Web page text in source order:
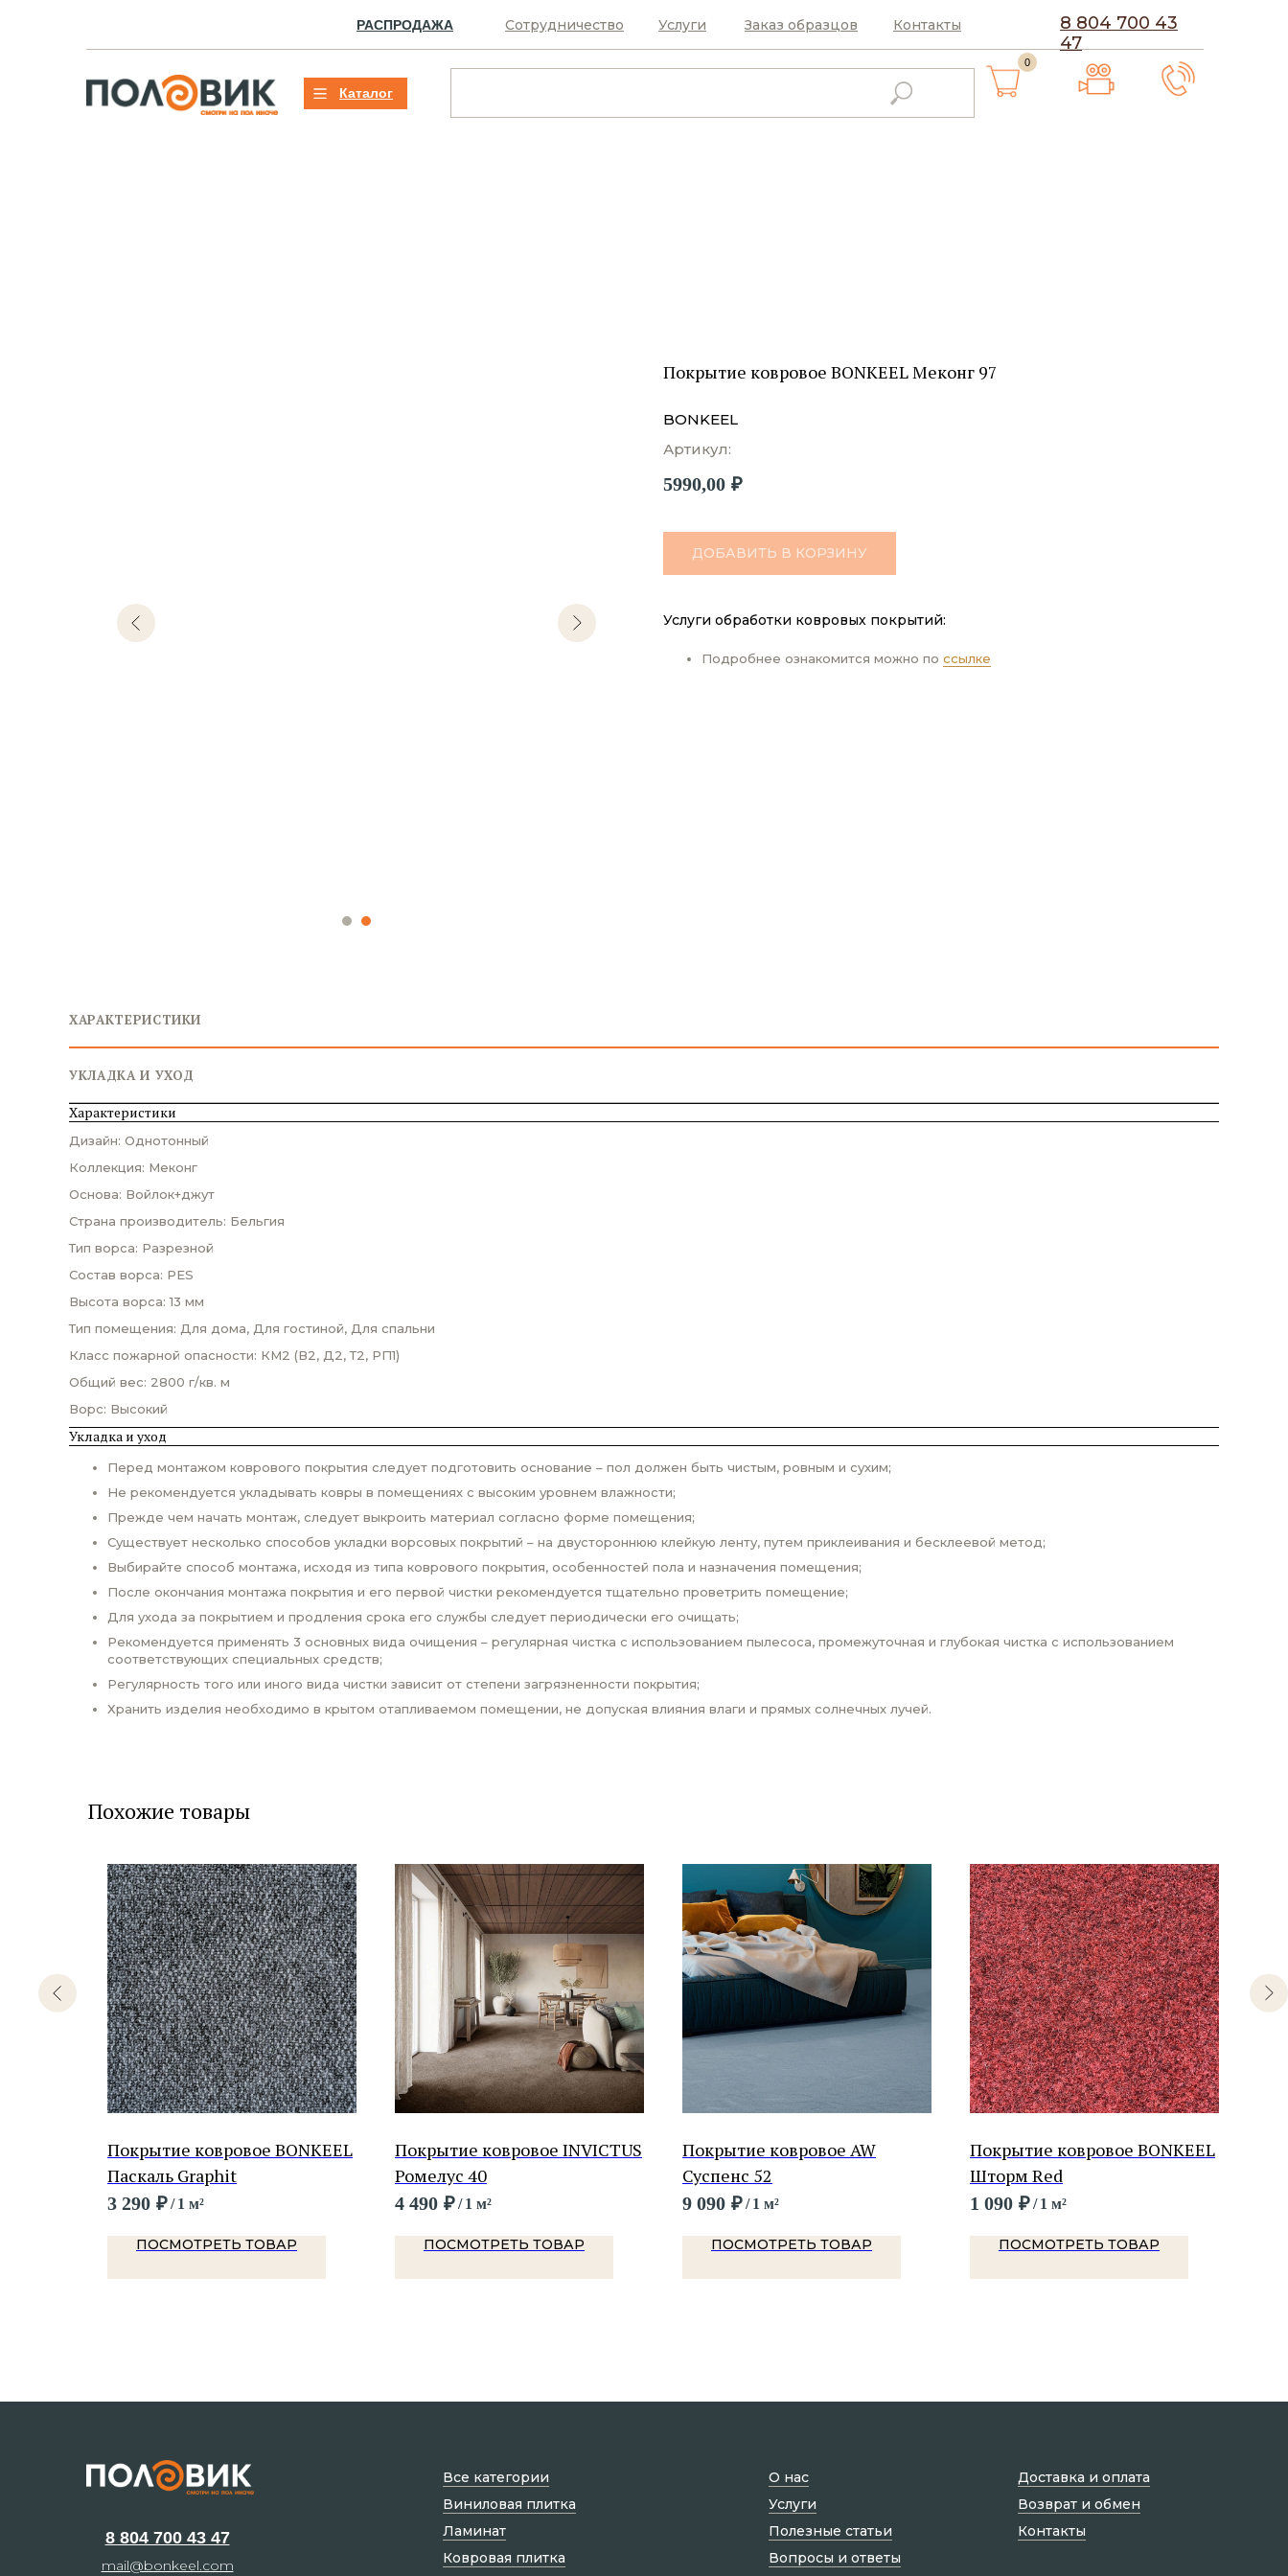
8 804 700 43
47
Услуги
Сотрудничество Контакты
Заказ образцов
РАСПРОДАЖА
0
Каталог
Покрытие ковровое BONKEEL Меконг 97
BONKEEL
Артикул:
5990,00 ₽
ДОБАВИТЬ В КОРЗИНУ
Услуги обработки ковровых покрытий:
Подробнее ознакомится можно по ссылке
ХАРАКТЕРИСТИКИ
УКЛАДКА И УХОД
Характеристики
Дизайн: Однотонный
Коллекция: Меконг
Основа: Войлок+джут
Страна производитель: Бельгия
Тип ворса: Разрезной
Состав ворса: PES
Высота ворса: 13 мм
Тип помещения: Для дома, Для гостиной, Для спальни
Класс пожарной опасности: КМ2 (В2, Д2, Т2, РП1)
Общий вес: 2800 г/кв. м
Ворс: Высокий
Укладка и уход
Перед монтажом коврового покрытия следует подготовить основание – пол должен быть чистым, ровным и сухим;
Не рекомендуется укладывать ковры в помещениях с высоким уровнем влажности;
Прежде чем начать монтаж, следует выкроить материал согласно форме помещения;
Существует несколько способов укладки ворсовых покрытий – на двустороннюю клейкую ленту, путем приклеивания и бесклеевой метод;
Выбирайте способ монтажа, исходя из типа коврового покрытия, особенностей пола и назначения помещения;
После окончания монтажа покрытия и его первой чистки рекомендуется тщательно проветрить помещение;
Для ухода за покрытием и продления срока его службы следует периодически его очищать;
Рекомендуется применять 3 основных вида очищения – регулярная чистка с использованием пылесоса, промежуточная и глубокая чистка с использованием
соответствующих специальных средств;
Регулярность того или иного вида чистки зависит от степени загрязненности покрытия;
Хранить изделия необходимо в крытом отапливаемом помещении, не допуская влияния влаги и прямых солнечных лучей.
Похожие товары
Покрытие ковровое BONKEEL
Паскаль Graphit
3 290 ₽/ 1 м²
ПОСМОТРЕТЬ ТОВАР
Покрытие ковровое INVICTUS
Ромелус 40
4 490 ₽/ 1 м²
ПОСМОТРЕТЬ ТОВАР
Покрытие ковровое AW
Суспенс 52
9 090 ₽/ 1 м²
ПОСМОТРЕТЬ ТОВАР
Покрытие ковровое BONKEEL
Шторм Red
1 090 ₽/ 1 м²
ПОСМОТРЕТЬ ТОВАР
8 804 700 43 47
mail@bonkeel.com
О нас
Услуги
Полезные статьи
Вопросы и ответы
Доставка и оплата
Возврат и обмен
Контакты
Все категории
Виниловая плитка
Ламинат
Ковровая плитка